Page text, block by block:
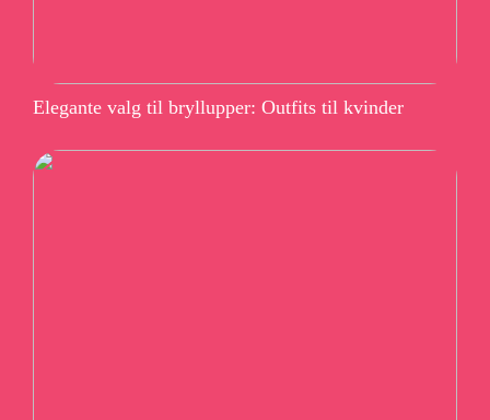
Elegante valg til bryllupper: Outfits til kvinder